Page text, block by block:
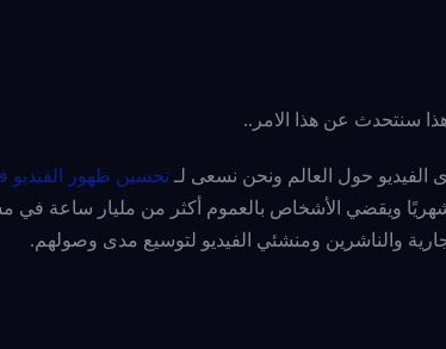
سنتحدث عن هذا الامر..
حول العالم ونحن نسعى لـ تحسين ظهور الفيديو
ويقضي الأشخاص بالعموم أكثر من مليار ساعة في